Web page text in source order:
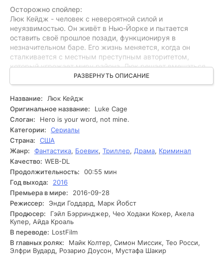
Осторожно спойлер:
Люк Кейдж - человек с невероятной силой и
неуязвимостью. Он живёт в Нью-Йорке и пытается
оставить своё прошлое позади, функционируя в
незначительном баре. Его жизнь меняется, когда он
сталкивается с местным преступным авторитетом,
который угрожает миру района. Люк решает вмешаться,
чтобы защитить своих друзей и соседей, что приводит к
раскрытию его истинной силы. Он становится защитником
своей общины, готовым сразиться с любыми угрозами. В
ходе событий Люк сталкивается с различными врагами,
которые стараются дестабилизировать его усилия. Он
натыкается на сложные взаимоотношения с другими
персонажами - от престарелых знакомых до новых
союзников, каждый из которых имеет свои взгляды и
мотивы. В процессе борьбы с преступностью Люк
открывает тайны своего прошлого, которые начинают
влиять на его нынешнюю жизнь. В перспективе этого
усилия он принимает решение, которое может изменить
всё: сможет ли он снова стать тем, кем был, или у него
появится возможность оставить прошлое позади и стать
полноценным победителем своего района?
РАЗВЕРНУТЬ ОПИСАНИЕ
Название:
Люк Кейдж
Оригинальное название:
Luke Cage
Слоган:
Hero is your word, not mine.
Категории:
Сериалы
Страна:
США
Жанр:
Фантастика, Боевик, Триллер, Драма, Криминал
Качество: WEB-DL
Продолжительность:
00:55 мин
Год выхода:
2016
Премьера в мире:
2016-09-28
Режиссер:
Энди Годдард, Марк Йобст
Продюсер:
Гэйл Бэрринджер, Чео Ходаки Кокер, Акела
Купер, Айда Кроаль
В переводе: LostFilm
В главных ролях:
Майк Колтер, Симон Миссик, Тео Росси,
Элфри Вудард, Розарио Доусон, Мустафа Шакир